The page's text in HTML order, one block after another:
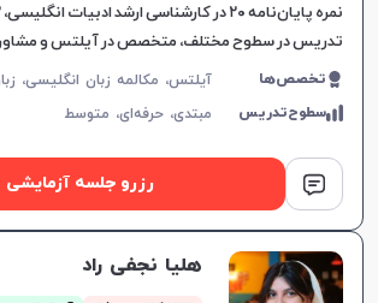
تدریس در سطوح مختلف، متخصص در آیلتس و مشاوره
آموزش‌های هدفمند مکالمه.
تخصص‌ها
سطوح‌تدریس مبتدی،حرفه‌ای، متوسط
رزرو جلسه آزمایشی
هلیا نجفی راد